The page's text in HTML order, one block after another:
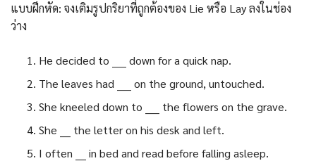
แบบฝึกหัด: จงเติมรูปกริยาที่ถูกต้องของ Lie หรือ Lay ลงในช่อง
ว่าง
He decided to ____ down for a quick nap.
The leaves had ____ on the ground, untouched.
She kneeled down to ____ the flowers on the grave.
She ___ the letter on his desk and left.
I often ___ in bed and read before falling asleep.